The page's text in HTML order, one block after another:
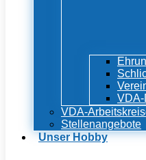
VDA-
VDA-
Stellenangebote
Unser Hobby